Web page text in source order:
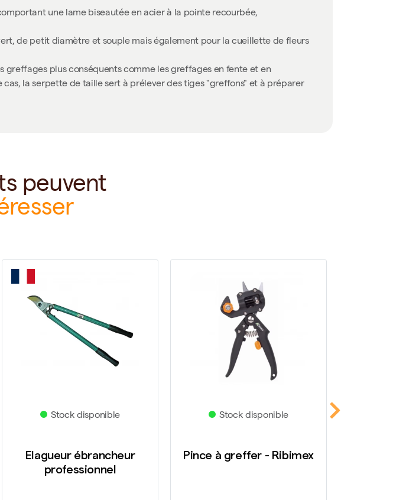
une lame biseautée en acier à la pointe recourbée,
de petit diamètre et souple mais également pour la cueillette de fleurs
greffages plus conséquents comme les greffages en fente et en
la serpette de taille sert à prélever des tiges "greffons" et à préparer
peuvent
Stock disponible
Elagueur ébrancheur
professionnel
Stock disponible
Pince à greffer - Ribimex